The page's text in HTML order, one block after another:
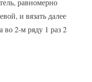
равномерно
и вязать далее
во 2-м ряду 1 раз 2